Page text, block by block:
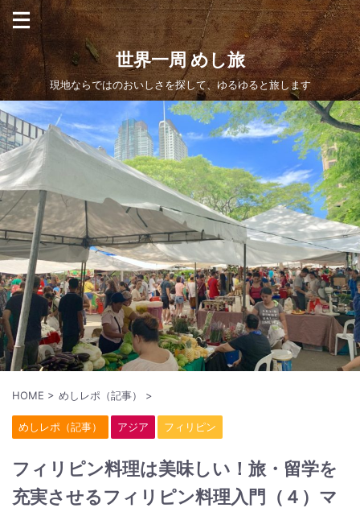
世界一周 めし旅
現地ならではのおいしさを探して、ゆるゆると旅します
HOME > めしレポ（記事） >
めしレポ（記事） アジア フィリピン
フィリピン料理は美味しい！旅・留学を
充実させるフィリピン料理入門（４）マ